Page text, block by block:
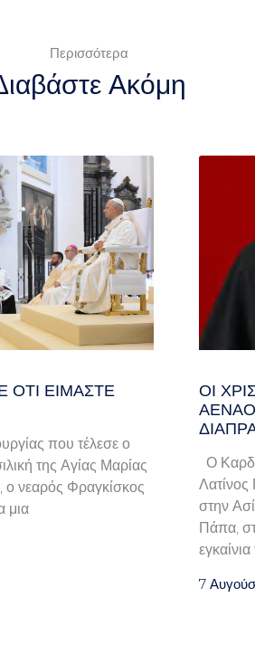
Περισσότερα
Ακόμη
ΌΤΙ ΕΊΜΑΣΤΕ
που τέλεσε ο
της Αγίας Μαρίας
νεαρός Φραγκίσκος
μια
ΟΙ
Ο
Λατίνος
στην
Πάπα,
εγκαίνια
7